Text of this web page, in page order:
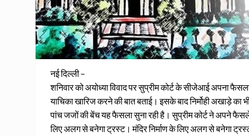
नई दिल्ली –
शनिवार को अयोध्या विवाद पर सुप्रीम कोर्ट के सीजेआई अपना
याचिका खारिज करने की बात बताई। इसके बाद निर्मोही अखाड़े का
पांच जजों की बेंच यह फैसला सुना रही है। सुप्रीम कोर्ट ने अपने फैसले
लिए अलग से बनेगा ट्रस्‍ट। मंदिर निर्माण के लिए अलग से बनेगा